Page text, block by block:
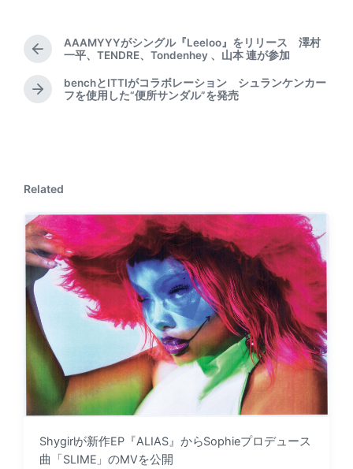
P
r
e
v
p
o
s
t
:
AAAMYYYがシングル『Leeloo』をリリース 澤村
一平、TENDRE、Tondenhey 、山本 連が参加
N
s
:
benchとITTIがコラボレーション シュランケンカー
フを使用した“便所サンダル”を発売
Related
Shygirlが新作EP『ALIAS』からSophieプロデュース
曲「SLIME」のMVを公開